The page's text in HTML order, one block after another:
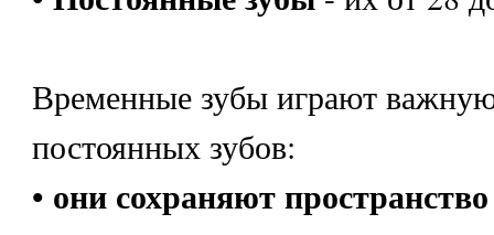
Временные зубы играют
постоянных зубов:
• они сохраняют